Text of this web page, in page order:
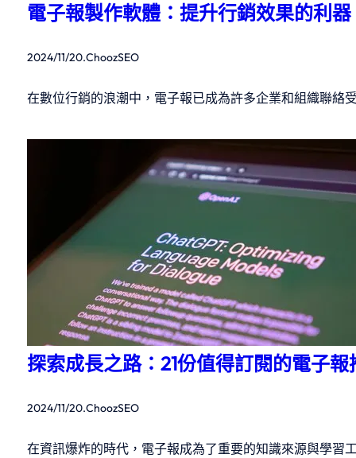
電子報製作軟體：提升行銷效果的利器
2024/11/20.ChoozSEO
在數位行銷的浪潮中，電子報已成為許多企業和組織聯
探索成長之路：21份值得訂閱的電子報
2024/11/20.ChoozSEO
在資訊爆炸的時代，電子報成為了重要的知識來源與學